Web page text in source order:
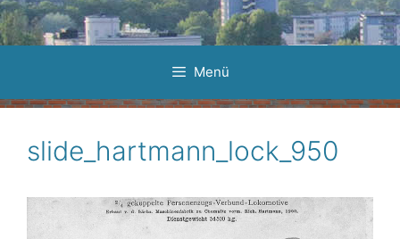
Menü
slide_hartmann_lock_950